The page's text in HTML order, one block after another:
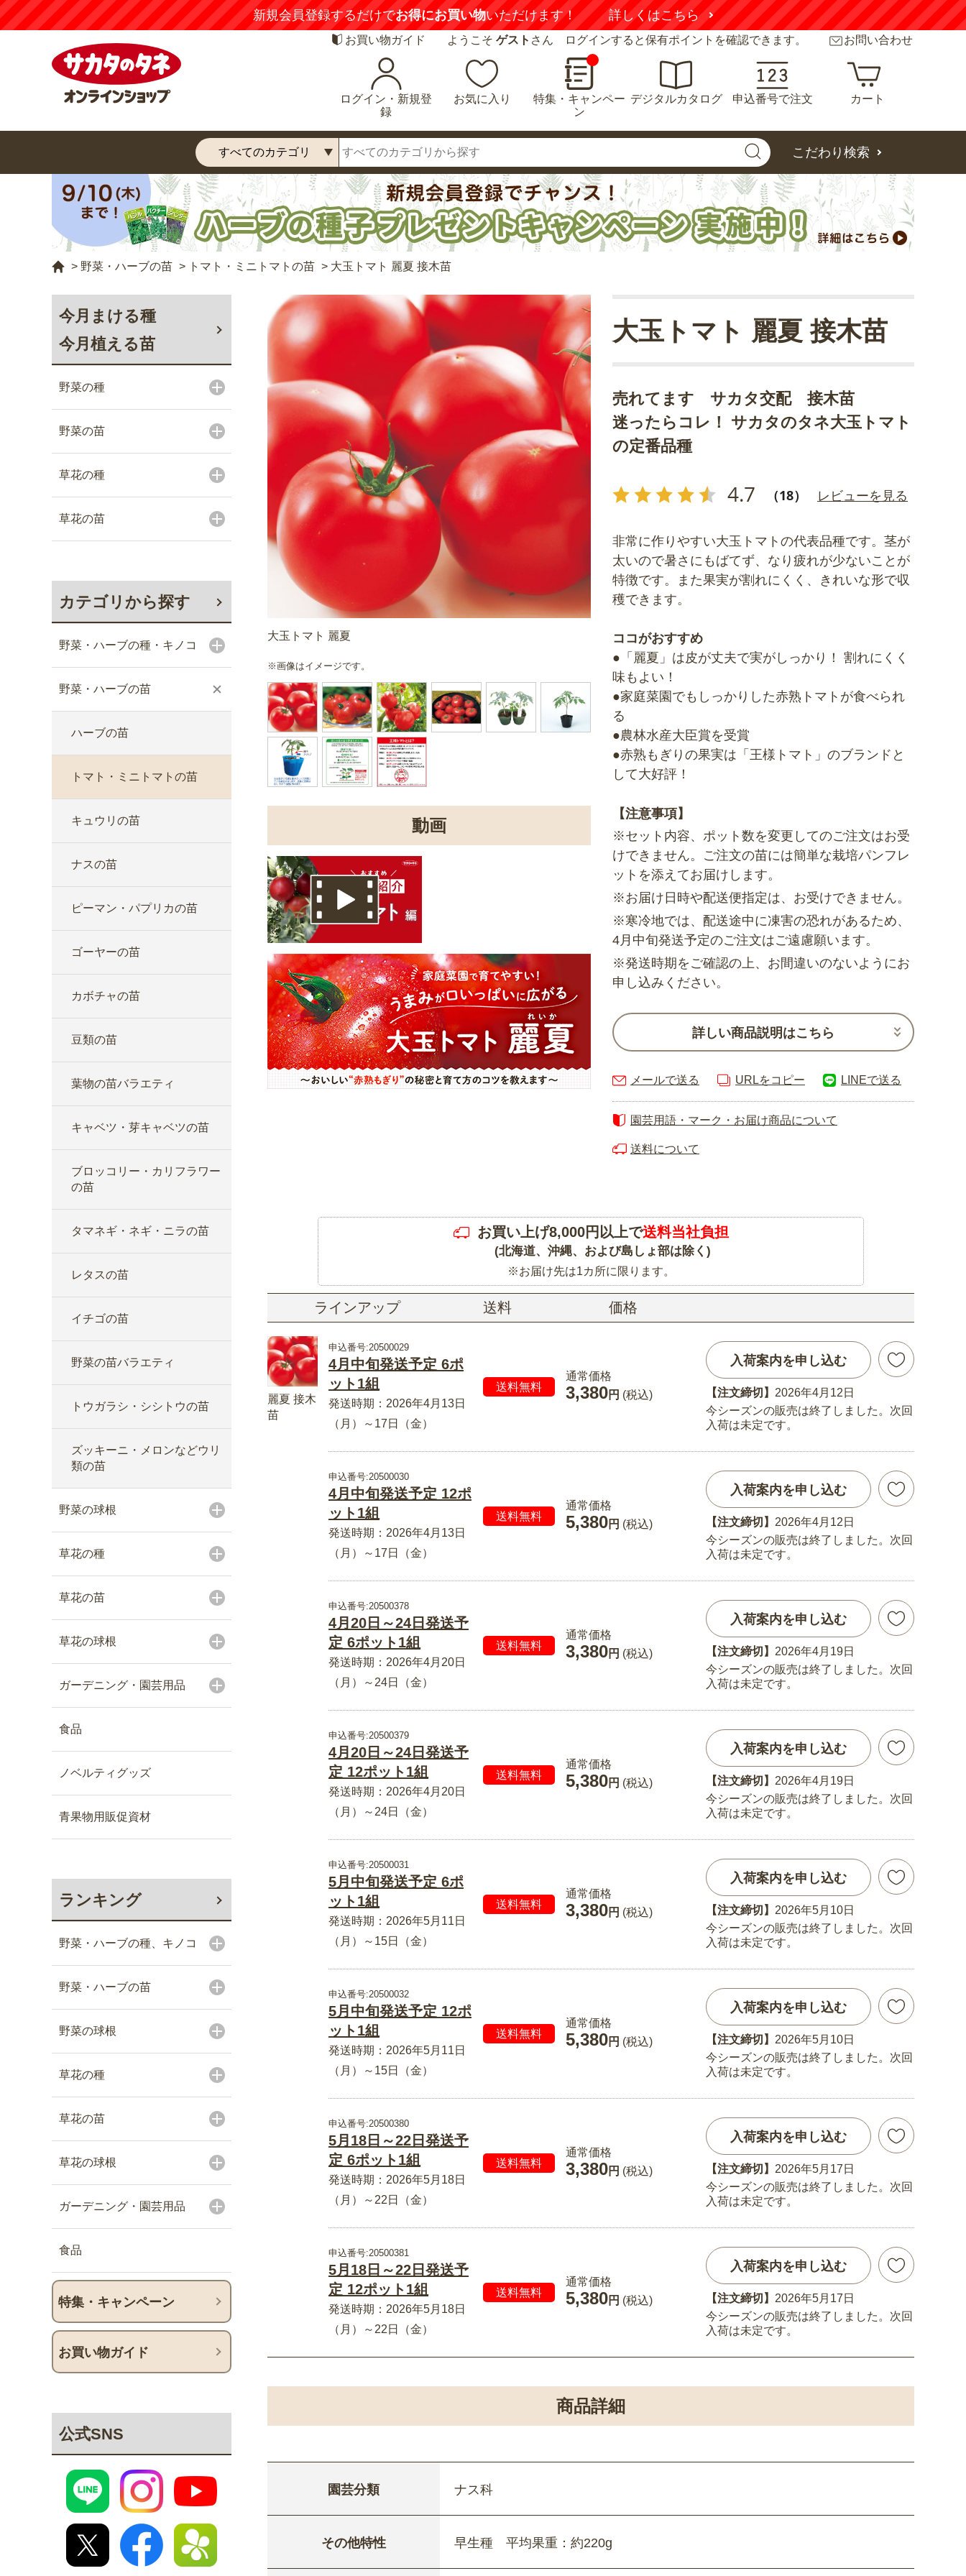
新規会員登録するだけでお得にお買い物いただけます！ 詳しくはこちら
お買い物ガイド ようこそ ゲスト さん ログインすると保有ポイントを確認できます。 お問い合わせ
ログイン・新規登
録
お気に入り
特集・キャンペー
ン
デジタルカタログ 申込番号で注文 カート
こだわり検索
> 野菜・ハーブの苗 > トマト・ミニトマトの苗 > 大玉トマト 麗夏 接木苗
今月まける種
今月植える苗
野菜の種
野菜の苗
草花の種
草花の苗
カテゴリから探す
野菜・ハーブの種・キノコ
野菜・ハーブの苗
ハーブの苗
トマト・ミニトマトの苗
キュウリの苗
ナスの苗
ピーマン・パプリカの苗
ゴーヤーの苗
カボチャの苗
豆類の苗
葉物の苗バラエティ
キャベツ・芽キャベツの苗
ブロッコリー・カリフラワー
の苗
タマネギ・ネギ・ニラの苗
レタスの苗
イチゴの苗
野菜の苗バラエティ
トウガラシ・シシトウの苗
ズッキーニ・メロンなどウリ
類の苗
野菜の球根
草花の種
草花の苗
草花の球根
ガーデニング・園芸用品
食品
ノベルティグッズ
青果物用販促資材
ランキング
野菜・ハーブの種、キノコ
野菜・ハーブの苗
野菜の球根
草花の種
草花の苗
草花の球根
ガーデニング・園芸用品
食品
特集・キャンペーン
お買い物ガイド
公式SNS
大玉トマト 麗夏
※画像はイメージです。
動画
売れてます サカタ交配 接木苗
迷ったらコレ！ サカタのタネ大玉トマト
の定番品種
4.7 （18） レビューを見る
大玉トマト 麗夏 接木苗
非常に作りやすい大玉トマトの代表品種です。茎が
太いので暑さにもばてず、なり疲れが少ないことが
特徴です。また果実が割れにくく、きれいな形で収
穫できます。
ココがおすすめ
●「麗夏」は皮が丈夫で実がしっかり！ 割れにくく
味もよい！
●家庭菜園でもしっかりした赤熟トマトが食べられ
る
●農林水産大臣賞を受賞
●赤熟もぎりの果実は「王様トマト」のブランドと
して大好評！
【注意事項】
※セット内容、ポット数を変更してのご注文はお受
けできません。ご注文の苗には簡単な栽培パンフレ
ットを添えてお届けします。
※お届け日時や配送便指定は、お受けできません。
※寒冷地では、配送途中に凍害の恐れがあるため、
4月中旬発送予定のご注文はご遠慮願います。
※発送時期をご確認の上、お間違いのないようにお
申し込みください。
詳しい商品説明はこちら
メールで送る URLをコピー LINEで送る
園芸用語・マーク・お届け商品について
送料について
お買い上げ8,000円以上で送料当社負担
(北海道、沖縄、および島しょ部は除く)
※お届け先は1カ所に限ります。
ラインアップ 送料 価格
麗夏 接木
苗
申込番号:20500029
4月中旬発送予定 6ポ
ット1組
発送時期：2026年4月13日
（月）～17日（金）
送料無料
通常価格
3,380円 (税込)
入荷案内を申し込む
【注文締切】 2026年4月12日
今シーズンの販売は終了しました。次回
入荷は未定です。
申込番号:20500030
4月中旬発送予定 12ポ
ット1組
発送時期：2026年4月13日
（月）～17日（金）
送料無料
通常価格
5,380円 (税込)
入荷案内を申し込む
【注文締切】 2026年4月12日
今シーズンの販売は終了しました。次回
入荷は未定です。
申込番号:20500378
4月20日～24日発送予
定 6ポット1組
発送時期：2026年4月20日
（月）～24日（金）
送料無料
通常価格
3,380円 (税込)
入荷案内を申し込む
【注文締切】 2026年4月19日
今シーズンの販売は終了しました。次回
入荷は未定です。
申込番号:20500379
4月20日～24日発送予
定 12ポット1組
発送時期：2026年4月20日
（月）～24日（金）
送料無料
通常価格
5,380円 (税込)
入荷案内を申し込む
【注文締切】 2026年4月19日
今シーズンの販売は終了しました。次回
入荷は未定です。
申込番号:20500031
5月中旬発送予定 6ポ
ット1組
発送時期：2026年5月11日
（月）～15日（金）
送料無料
通常価格
3,380円 (税込)
入荷案内を申し込む
【注文締切】 2026年5月10日
今シーズンの販売は終了しました。次回
入荷は未定です。
申込番号:20500032
5月中旬発送予定 12ポ
ット1組
発送時期：2026年5月11日
（月）～15日（金）
送料無料
通常価格
5,380円 (税込)
入荷案内を申し込む
【注文締切】 2026年5月10日
今シーズンの販売は終了しました。次回
入荷は未定です。
申込番号:20500380
5月18日～22日発送予
定 6ポット1組
発送時期：2026年5月18日
（月）～22日（金）
送料無料
通常価格
3,380円 (税込)
入荷案内を申し込む
【注文締切】 2026年5月17日
今シーズンの販売は終了しました。次回
入荷は未定です。
申込番号:20500381
5月18日～22日発送予
定 12ポット1組
発送時期：2026年5月18日
（月）～22日（金）
送料無料
通常価格
5,380円 (税込)
入荷案内を申し込む
【注文締切】 2026年5月17日
今シーズンの販売は終了しました。次回
入荷は未定です。
商品詳細
園芸分類 ナス科
その他特性 早生種 平均果重：約220g